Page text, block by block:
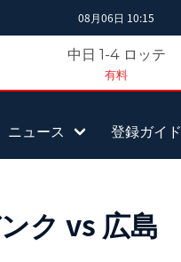
08月06日 10:15
中日 1-4 ロッテ
有料
ニュース 登録ガイド
ク vs 広島